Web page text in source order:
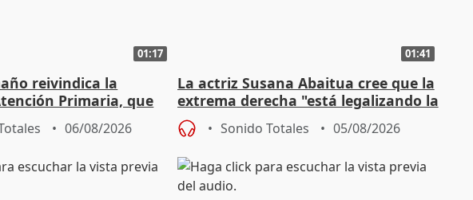
01:17
reivindica la
Primaria, que
06/08/2026
01:41
La actriz Susana Abaitua cree que la
extrema derecha "está legalizando la
homofobia"
Sonido Totales 05/08/2026